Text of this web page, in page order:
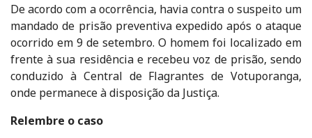
De acordo com a ocorrência, havia contra o suspeito um
mandado de prisão preventiva expedido após o ataque
ocorrido em 9 de setembro. O homem foi localizado em
frente à sua residência e recebeu voz de prisão, sendo
conduzido à Central de Flagrantes de Votuporanga,
onde permanece à disposição da Justiça.
Relembre o caso